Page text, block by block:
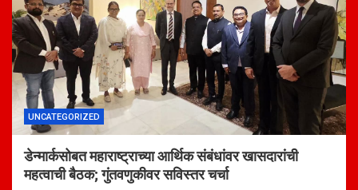
UNCATEGORIZED
डेन्मार्कसोबत महाराष्ट्राच्या आर्थिक संबंधांवर खासदारांची
महत्वाची बैठक; गुंतवणुकीवर सविस्तर चर्चा